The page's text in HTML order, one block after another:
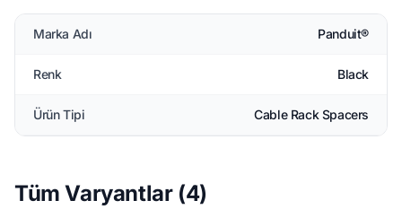
Marka Adı Panduit®
Renk Black
Ürün Tipi Cable Rack Spacers
Tüm Varyantlar (4)